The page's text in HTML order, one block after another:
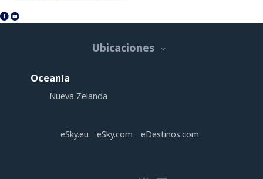
Ubicaciones
Oceanía
Nueva Zelanda
eSky.eu eSky.com eDestinos.com